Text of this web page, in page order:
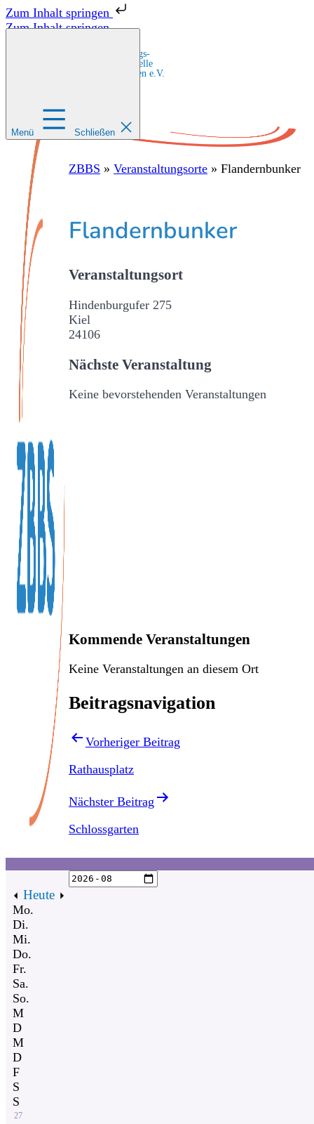
Zum Inhalt springen
Zum Inhalt springen
Zentrale Bildungs-
und Beratungsstelle
für Migrant:innen e.V.
Menü Schließen
ZBBS » Veranstaltungsorte » Flandernbunker
Flandernbunker
Veranstaltungsort
Hindenburgufer 275
Kiel
24106
Nächste Veranstaltung
Keine bevorstehenden Veranstaltungen
Kommende Veranstaltungen
Keine Veranstaltungen an diesem Ort
Beitragsnavigation
Vorheriger Beitrag
Rathausplatz
Nächster Beitrag
Schlossgarten
Heute
Mo.
Di.
Mi.
Do.
Fr.
Sa.
So.
M
D
M
D
F
S
S
27